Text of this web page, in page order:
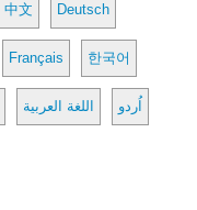
中文 Deutsch
Français 한국어
اللغة العربية اُردو